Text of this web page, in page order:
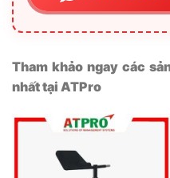
Tham khảo ngay các
nhất tại ATPro